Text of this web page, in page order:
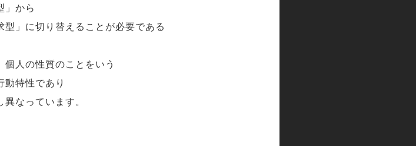
」から
」に切り替えることが必要である
人の性質のことをいう
特性であり
なっています。